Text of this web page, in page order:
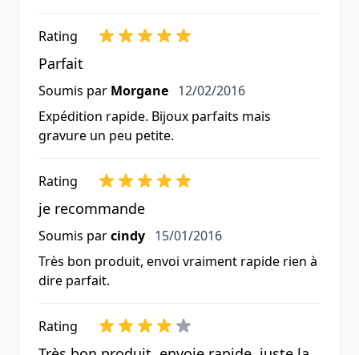
Rating
Parfait
Soumis par Morgane 12 février 2016
12/02/2016
Expédition rapide. Bijoux parfaits mais
gravure un peu petite.
Rating
je recommande
Soumis parcindy 15 janvier 2016
15/01/2016
Très bon produit, envoi vraiment rapide rien à
dire parfait.
Rating